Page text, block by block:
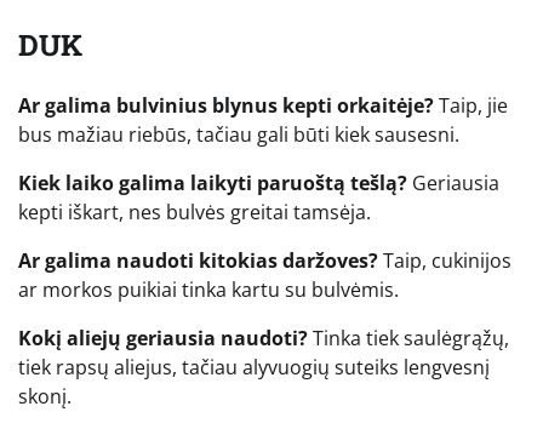
DUK
Ar galima bulvinius blynus kepti orkaitėje?Taip, jie
bus mažiau riebūs, tačiau gali būti kiek sausesni.
Kiek laiko galima laikyti paruoštą tešlą? Geriausia
kepti iškart, nes bulvės greitai tamsėja.
Ar galima naudoti kitokias daržoves?Taip, cukinijos
ar morkos puikiai tinka kartu su bulvėmis.
Kokį aliejų geriausia naudoti?Tinka tiek saulėgrąžų,
tiek rapsų aliejus, tačiau alyvuogių suteiks lengvesnį
skonį.